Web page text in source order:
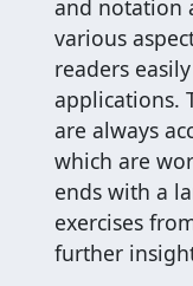
and notation
various
readers
applications.
are always
which are
ends with a
exercises
further